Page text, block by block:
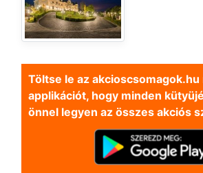
Töltse le az akcioscsomagok.hu
applikációt, hogy minden
önnel legyen az összes akciós